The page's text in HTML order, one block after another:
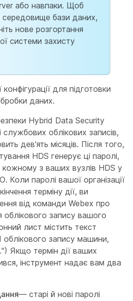
або навпаки. Щоб
середовище бази даних,
нове розгортання
системи захисту
для підготовки
даних.
Hybrid Data Security
облікових записів,
дев'ять місяців. Після того,
HDS генерує ці паролі,
кожному з ваших вузлів HDS у
Коли паролі вашої організації
терміну дії, ви
від команди Webex про
запису вашого
лист містить текст
запису машини,
Якщо термін дії ваших
інструмент надає вам два
— старі й нові паролі